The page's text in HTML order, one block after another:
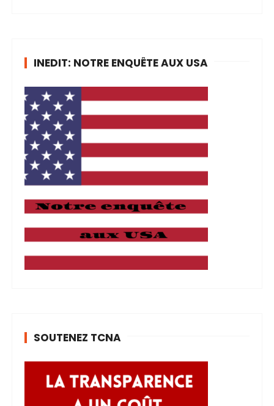
INEDIT: NOTRE ENQUÊTE AUX USA
SOUTENEZ TCNA